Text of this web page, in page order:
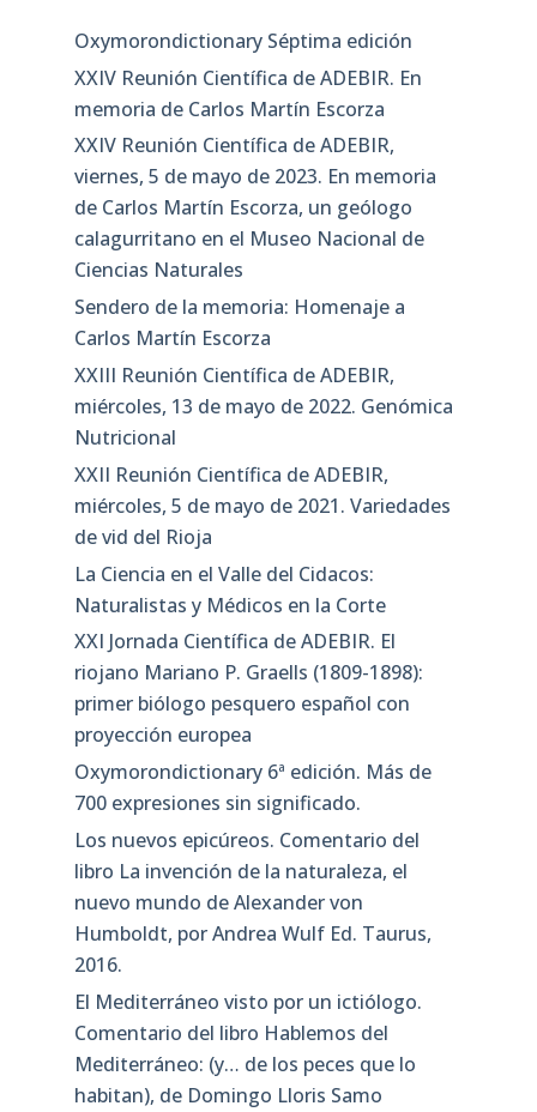
Oxymorondictionary Séptima edición
XXIV Reunión Científica de ADEBIR. En
memoria de Carlos Martín Escorza
XXIV Reunión Científica de ADEBIR,
viernes, 5 de mayo de 2023. En memoria
de Carlos Martín Escorza, un geólogo
calagurritano en el Museo Nacional de
Ciencias Naturales
Sendero de la memoria: Homenaje a
Carlos Martín Escorza
XXIII Reunión Científica de ADEBIR,
miércoles, 13 de mayo de 2022. Genómica
Nutricional
XXII Reunión Científica de ADEBIR,
miércoles, 5 de mayo de 2021. Variedades
de vid del Rioja
La Ciencia en el Valle del Cidacos:
Naturalistas y Médicos en la Corte
XXI Jornada Científica de ADEBIR. El
riojano Mariano P. Graells (1809-1898):
primer biólogo pesquero español con
proyección europea
Oxymorondictionary 6ª edición. Más de
700 expresiones sin significado.
Los nuevos epicúreos. Comentario del
libro La invención de la naturaleza, el
nuevo mundo de Alexander von
Humboldt, por Andrea Wulf Ed. Taurus,
2016.
El Mediterráneo visto por un ictiólogo.
Comentario del libro Hablemos del
Mediterráneo: (y… de los peces que lo
habitan), de Domingo Lloris Samo